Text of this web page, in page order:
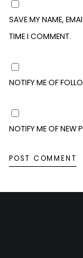
SAVE MY NAME,
TIME I COMMENT.
NOTIFY ME OF
NOTIFY ME OF NEW